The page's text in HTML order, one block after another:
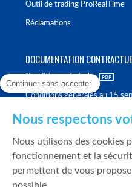
Outil de trading ProRealTime
Réclamations
DOCUMENTATION
Conditions générales
Conditions générales au 15
Politique de meilleure sélection
Politique de durabilité
Continuer sans accepter
Nous respectons
Nous utilisons des cookies
fonctionnement et la
permettent de vous